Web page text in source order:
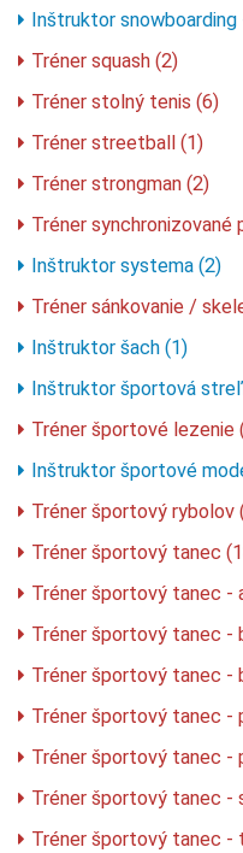
Inštruktor
Tréner squash (2)
Tréner stolný tenis (6)
Tréner streetball (1)
Tréner strongman (2)
Tréner synchronizované
Inštruktor systema (2)
Tréner sánkovanie /
Inštruktor šach (1)
Inštruktor športová
Tréner športové lezenie
Inštruktor športové
Tréner športový rybolov
Tréner športový tanec
Tréner športový tanec -
Tréner športový tanec -
Tréner športový tanec -
Tréner športový tanec -
Tréner športový tanec -
Tréner športový tanec -
Tréner športový tanec -